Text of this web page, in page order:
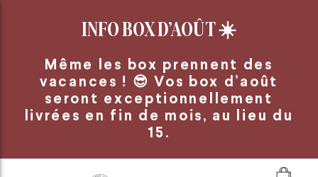
INFO BOX D’AOÛT☀️
Même les box prennent des
vacances ! 😎 Vos box d’août
seront exceptionnellement
livrées en fin de mois, au lieu du
15.